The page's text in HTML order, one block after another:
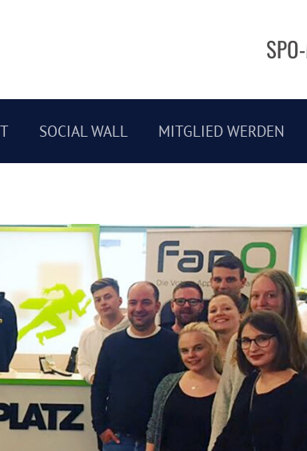
SOCIAL WALL MITGLIED WERDEN